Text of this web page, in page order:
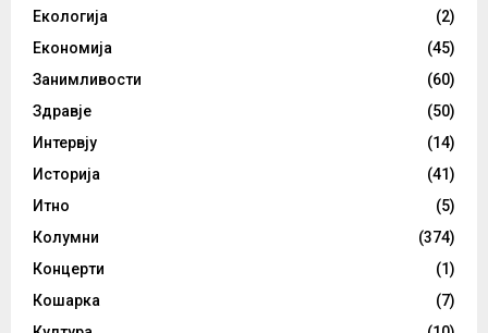
Екологија
(2)
Економија
(45)
Занимливости
(60)
Здравје
(50)
Интервју
(14)
Историја
(41)
Итно
(5)
Колумни
(374)
Концерти
(1)
Кошарка
(7)